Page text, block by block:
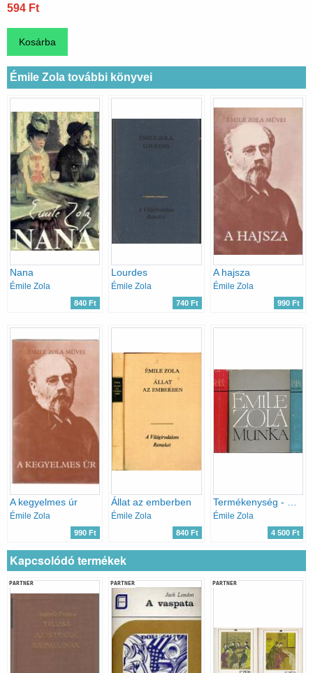
594 Ft
Émile Zola további könyvei
Nana
Émile Zola
840 Ft
Lourdes
Émile Zola
740 Ft
A hajsza
Émile Zola
990 Ft
A kegyelmes úr
Émile Zola
990 Ft
Állat az emberben
Émile Zola
840 Ft
Termékenység - Munka - Igazság / A Négy evangélium c. regényciklus mindhárom kötete /
Émile Zola
4 500 Ft
Kapcsolódó termékek
PARTNER PARTNER PARTNER